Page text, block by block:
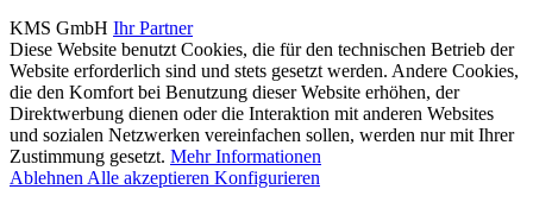
KMS GmbH Ihr Partner
Diese Website benutzt Cookies, die für den technischen Betrieb der
Website erforderlich sind und stets gesetzt werden. Andere Cookies,
die den Komfort bei Benutzung dieser Website erhöhen, der
Direktwerbung dienen oder die Interaktion mit anderen Websites
und sozialen Netzwerken vereinfachen sollen, werden nur mit Ihrer
Zustimmung gesetzt. Mehr Informationen
Ablehnen Alle akzeptieren Konfigurieren